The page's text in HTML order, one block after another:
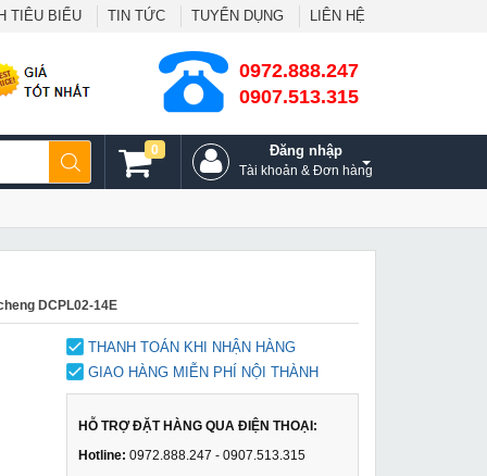
TIÊU BIỂU TIN TỨC TUYỂN DỤNG LIÊN HỆ
0972.888.247
0907.513.315
Đăng nhập
Tài khoản & Đơn hàng
0
DCPL02-14E
THANH TOÁN KHI NHẬN HÀNG
GIAO HÀNG MIỄN PHÍ NỘI THÀNH
HỖ TRỢ ĐẶT HÀNG QUA ĐIỆN THOẠI:
Hotline: 0972.888.247 - 0907.513.315